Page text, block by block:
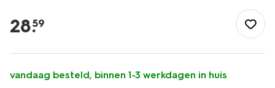
kantoor/elektronica/audio/nijntje-
draadloze-
in-
noise-
28.
59
vandaag besteld, binnen 1-3 werkdagen in huis